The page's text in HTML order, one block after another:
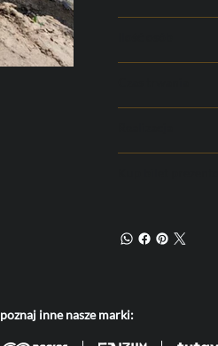
poznaj inne nasze marki: